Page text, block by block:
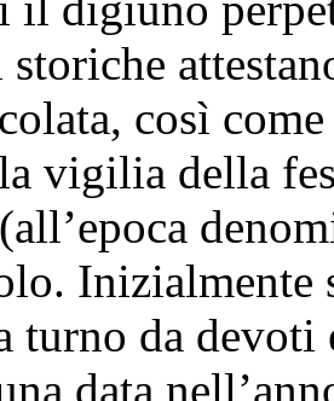
così
vigilia della
Inizialmente
turno da
data